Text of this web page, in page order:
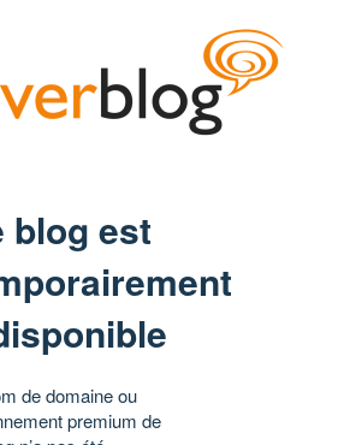
blog est
de domaine ou
premium de